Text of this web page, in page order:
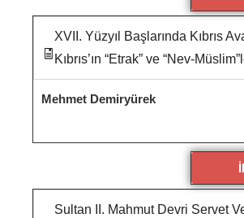
XVII. Yüzyıl Başlarında Kıbrıs
Kıbrıs’ın “Etrak” ve “Nev-
Mehmet Demiryürek
Sultan II. Mahmut Devri Servet